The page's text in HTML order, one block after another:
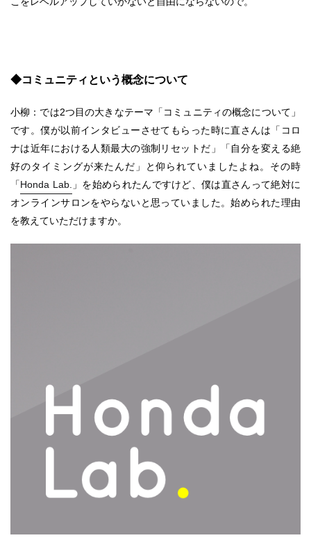
◆コミュニティという概念について
小柳：では2つ目の大きなテーマ「コミュニティの概念について」
です。僕が以前インタビューさせてもらった時に直さんは「コロ
ナは近年における人類最大の強制リセットだ」「自分を変える絶
好のタイミングが来たんだ」と仰られていましたよね。その時
「Honda Lab. 」を始められたんですけど、僕は直さんって絶対に
オンラインサロンをやらないと思っていました。始められた理由
を教えていただけますか。